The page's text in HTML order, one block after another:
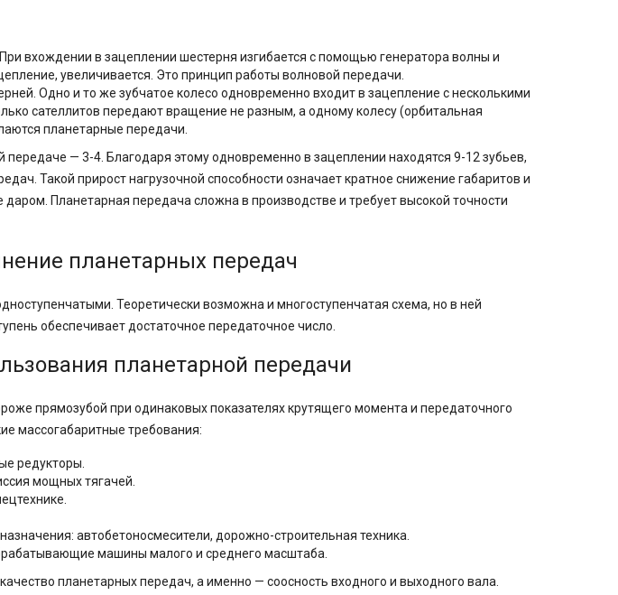
вхождении в зацеплении шестерня изгибается с помощью генератора волны и
увеличивается. Это принцип работы волновой передачи.
Одно и то же зубчатое колесо одновременно входит в зацепление с несколькими
сателлитов передают вращение не разным, а одному колесу (орбитальная
планетарные передачи.
передаче — 3-4. Благодаря этому одновременно в зацеплении находятся 9-12 зубьев,
Такой прирост нагрузочной способности означает кратное снижение габаритов и
Планетарная передача сложна в производстве и требует высокой точности
планетарных передач
Теоретически возможна и многоступенчатая схема, но в ней
обеспечивает достаточное передаточное число.
планетарной передачи
прямозубой при одинаковых показателях крутящего момента и передаточного
массогабаритные требования:
редукторы.
мощных тягачей.
автобетоносмесители, дорожно-строительная техника.
машины малого и среднего масштаба.
планетарных передач, а именно — соосность входного и выходного вала.